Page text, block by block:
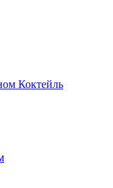
Коктейль